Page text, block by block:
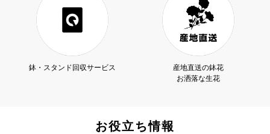
鉢・スタンド回収サービス
産地直送の鉢花
お洒落な生花
お役立ち情報